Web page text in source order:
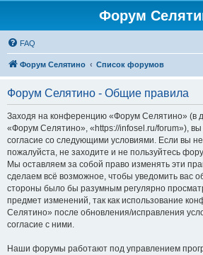
Форум
FAQ
Форум Селятино Список форумов
Форум Селятино - Общие правила
Заходя на конференцию «Форум Селятино»
«Форум Селятино», «https://infosel.ru/forum»),
согласие со следующими условиями. Если вы
пожалуйста, не заходите и не пользуйтесь
Мы оставляем за собой право изменять эти
сделаем всё возможное, чтобы уведомить вас
стороны было бы разумным регулярно
предмет изменений, так как использование
Селятино» после обновления/исправления
согласие с ними.
Наши форумы работают под управлением